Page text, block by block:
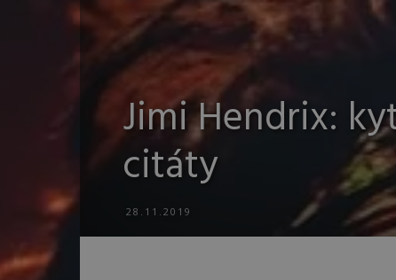
Jimi Hendrix:
citáty
28.11.2019